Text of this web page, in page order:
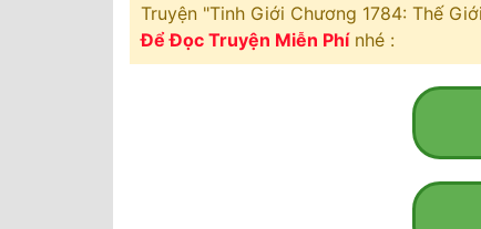
Truyện "Tinh Giới Chương 1784: Thế
Để Đọc Truyện Miễn Phínhé :